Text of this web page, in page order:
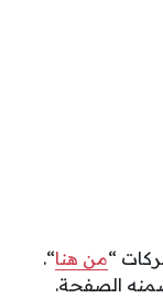
“من هنا“.
الصفحة.